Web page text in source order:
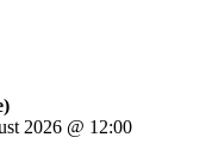
2026 @ 12:00